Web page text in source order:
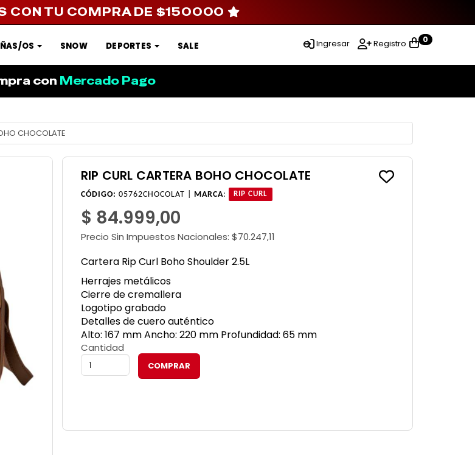
Ingresar Registro 0
OS SNOW DEPORTES SALE
CON TU COMPRA DE $150000
con Mercado Pago
CHOCOLATE
RIP CURL CARTERA BOHO CHOCOLATE
CÓDIGO: 05762CHOCOLAT | MARCA: RIP CURL
$ 84.999,00
Precio Sin Impuestos Nacionales: $70.247,11
Cartera Rip Curl Boho Shoulder 2.5L
Herrajes metálicos
Cierre de cremallera
Logotipo grabado
Detalles de cuero auténtico
Alto: 167 mm Ancho: 220 mm Profundidad: 65 mm
Cantidad